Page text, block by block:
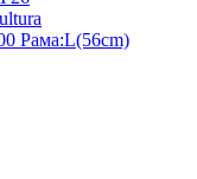
Рама:L(56cm)